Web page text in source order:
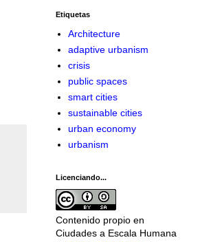
Etiquetas
Architecture
adaptive urbanism
crisis
public spaces
smart cities
sustainable cities
urban economy
urbanism
Licenciando...
Contenido propio en
Ciudades a Escala Humana